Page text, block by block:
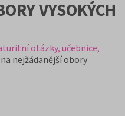
VYSOKÝCH
otázky, učebnice,
nejžádanější obory